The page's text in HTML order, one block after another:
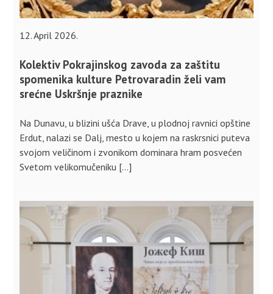
12. April 2026.
Kolektiv Pokrajinskog zavoda za zaštitu
spomenika kulture Petrovaradin želi vam
srećne Uskršnje praznike
Na Dunavu, u blizini ušća Drave, u plodnoj ravnici opštine
Erdut, nalazi se Dalj, mesto u kojem na raskrsnici puteva
svojom veličinom i zvonikom dominara hram posvećen
Svetom velikomučeniku […]